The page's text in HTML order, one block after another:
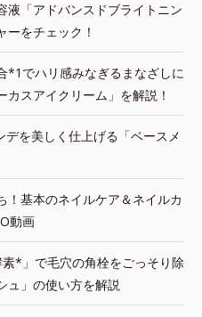
液「アドバンスドブライトニン
ーをチェック！
*1でハリ感みなぎるまなざしに
スアイクリーム」を解説！
デを美しく仕上げる「ベースメ
！基本のネイルケア＆ネイルカ
動画
*」で毛穴の角栓をごっそり除
ュ」の使い方を解説